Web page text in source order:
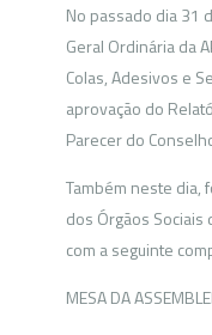
No passado dia 31
Geral Ordinária da
Colas, Adesivos e
aprovação do
Parecer do
Também neste dia,
dos Órgãos Sociais
com a seguinte
MESA DA